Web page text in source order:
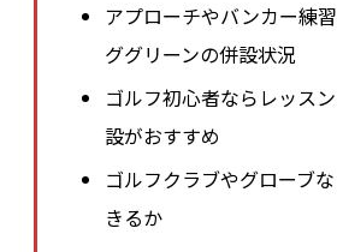
アプローチやバンカー練
ググリーンの併設状況
ゴルフ初心者ならレッス
設がおすすめ
ゴルフクラブやグローブ
きるか